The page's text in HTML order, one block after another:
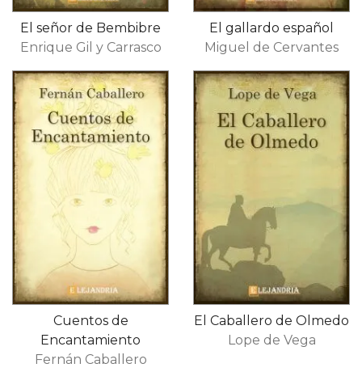
El señor de Bembibre
Enrique Gil y Carrasco
El gallardo español
Miguel de Cervantes
Cuentos de
Encantamiento
Fernán Caballero
El Caballero de Olmedo
Lope de Vega